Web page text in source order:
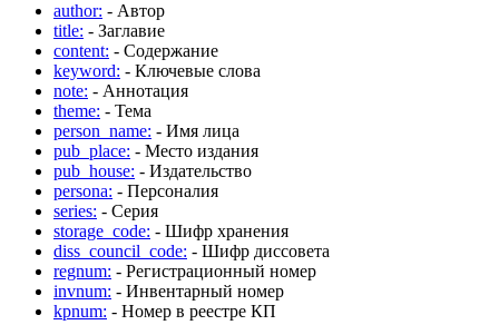
author: - Автор
title: - Заглавие
content: - Содержание
keyword: - Ключевые слова
note: - Аннотация
theme: - Тема
person_name: - Имя лица
pub_place: - Место издания
pub_house: - Издательство
persona: - Персоналия
series: - Серия
storage_code: - Шифр хранения
diss_council_code: - Шифр диссовета
regnum: - Регистрационный номер
invnum: - Инвентарный номер
kpnum: - Номер в реестре КП